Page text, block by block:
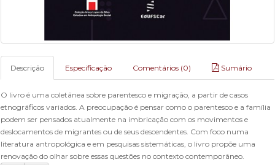
Descrição Especificação Comentários (0) Sumário
O livro é uma coletânea sobre parentesco e migração, a partir de casos
etnográficos variados. A preocupação é pensar como o parentesco e a família
podem ser pensados atualmente na imbricação com os movimentos e
deslocamentos de migrantes ou de seus descendentes. Com foco numa
literatura antropológica e em pesquisas sistemáticas, o livro propõe uma
renovação do olhar sobre essas questões no contexto contemporâneo.